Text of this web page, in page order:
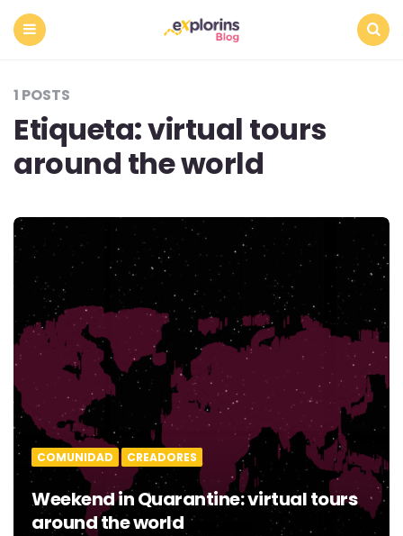
1 POSTS
Etiqueta:virtual tours
around the world
COMUNIDAD CREADORES
Weekend in Quarantine: virtual tours
around the world